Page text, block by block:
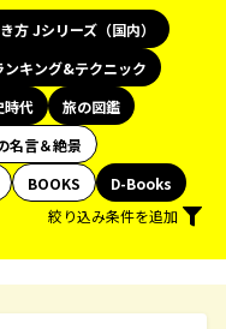
方 Jシリーズ（国内）
ンキング&テクニック
時代
旅の図鑑
名言＆絶景
BOOKS
D-Books
絞り込み条件を追加